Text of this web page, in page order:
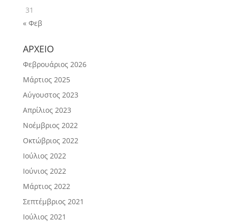
31
« Φεβ
ΑΡΧΕΙΟ
Φεβρουάριος 2026
Μάρτιος 2025
Αύγουστος 2023
Απρίλιος 2023
Νοέμβριος 2022
Οκτώβριος 2022
Ιούλιος 2022
Ιούνιος 2022
Μάρτιος 2022
Σεπτέμβριος 2021
Ιούλιος 2021